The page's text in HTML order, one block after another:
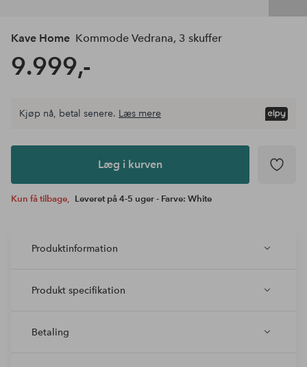
Kave Home Kommode Vedrana, 3 skuffer
9.999,-
Læg i
Kjøp nå, betal senere. Læs mere
Læg i kurven
Kun få tilbage, Leveret på 4-5 uger - Farve: White
Produktinformation
Produkt specifikation
Betaling